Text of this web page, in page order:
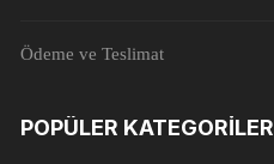
Ödeme ve Teslimat
POPÜLER KATEGORILER